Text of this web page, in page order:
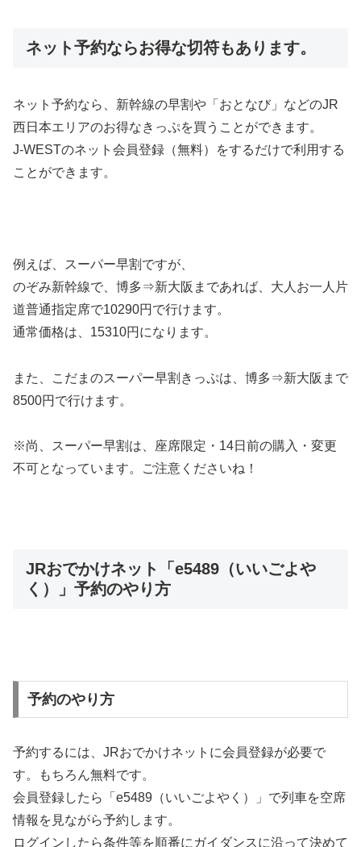
ネット予約ならお得な切符もあります。
ネット予約なら、新幹線の早割や「おとなび」などのJR
西日本エリアのお得なきっぷを買うことができます。
J-WESTのネット会員登録（無料）をするだけで利用する
ことができます。
例えば、 スーパー早割 ですが、
のぞみ新幹線で、博多⇒新大阪まであれば、大人お一人片
道普通指定席で10290円で行けます。
通常価格は、15310円になります。
また、こだまのスーパー早割きっぷは、博多⇒新大阪まで
8500円で行けます。
※尚、スーパー早割は、座席限定・14日前の購入・変更
不可となっています。ご注意くださいね！
JRおでかけネット「e5489（いいごよや
く）」予約のやり方
予約のやり方
予約するには、JRおでかけネットに会員登録が必要で
す。もちろん無料です。
会員登録したら「e5489（いいごよやく）」で列車を空席
情報を見ながら予約します。
ログインしたら条件等を順番にガイダンスに沿って決めて